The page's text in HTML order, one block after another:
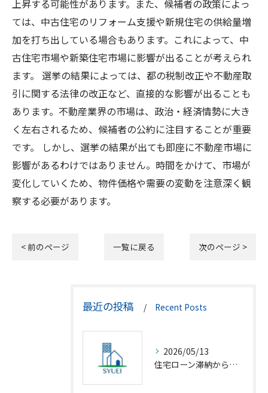
上昇する可能性があります。また、候補者の政策によっ
ては、中古住宅のリフォーム支援や新規住宅の供給量増
加を打ち出している場合もあります。これによって、中
古住宅市場や新築住宅市場に影響が出ることが考えられ
ます。 選挙の結果によっては、都の税制改正や不動産取
引に関する法律の改正など、直接的な影響が出ることも
あります。不動産業界の市場は、政治・経済情勢に大き
く左右されるため、候補者の公約に注目することが重要
です。 しかし、選挙の結果が出ても即座に不動産市場に
影響があるわけではありません。時間をかけて、市場が
変化していくため、物件価格や需要の変動を注意深く観
察する必要があります。
< 前のページ 一覧に戻る 次のページ >
最近の投稿 Recent Posts
2026/05/13
住宅ローン滞納から競売回避の解決策